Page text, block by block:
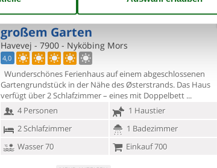
Ferienhaus nahe Østerstrand mit
großem Garten
Havevej - 7900 - Nyköbing Mors
4,0
Wunderschönes Ferienhaus auf einem abgeschlossenen
Gartengrundstück in der Nähe des Østerstrands. Das Haus
verfügt über 2 Schlafzimmer – eines mit Doppelbett
4 Personen
1 Haustier
2 Schlafzimmer
1 Badezimmer
Wasser 70
Einkauf 700